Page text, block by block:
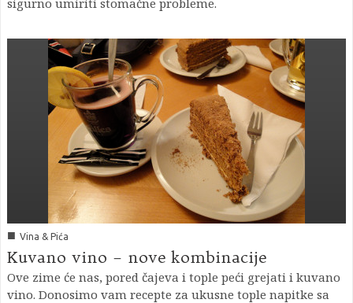
sigurno umiriti stomačne probleme.
■ Vina & Pića
Kuvano vino – nove kombinacije
Ove zime će nas, pored čajeva i tople peći grejati i kuvano
vino. Donosimo vam recepte za ukusne tople napitke sa